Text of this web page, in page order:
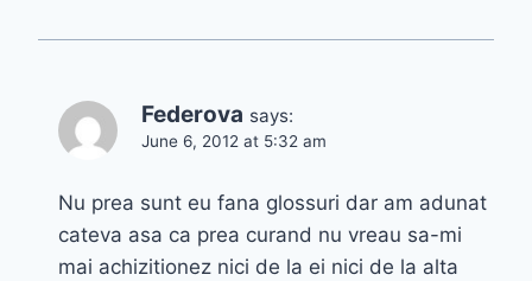
Federova says:
June 6, 2012 at 5:32 am
Nu prea sunt eu fana glossuri dar am adunat
cateva asa ca prea curand nu vreau sa-mi
mai achizitionez nici de la ei nici de la alta